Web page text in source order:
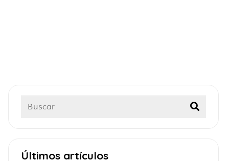
Últimos artículos